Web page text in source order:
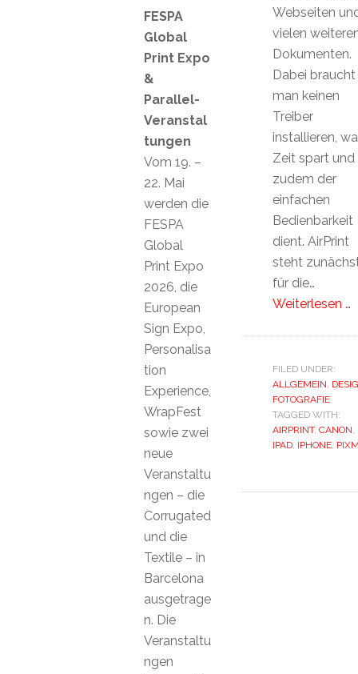
Webseiten
vielen
Dokumenten.
Dabei braucht
man keinen
Treiber
installieren,
Zeit spart und
zudem der
einfachen
Bedienbarkeit
dient. AirPrint
steht
für die…
Weiterlesen …
FILED UNDER:
ALLGEMEIN
FOTOGRAFIE
TAGGED WITH:
AIRPRINT, CANON
IPAD, IPHONE,
FESPA
Global
Print Expo
&
Parallel-
Veranstal
tungen
Vom 19. –
22. Mai
werden die
FESPA
Global
Print Expo
2026, die
European
Sign Expo,
Personalisa
tion
Experience,
WrapFest
sowie zwei
neue
Veranstaltu
ngen – die
Corrugated
und die
Textile – in
Barcelona
ausgetrage
n. Die
Veranstaltu
ngen